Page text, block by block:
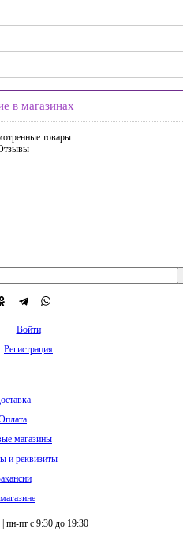
в магазинах
товары
Войти
Регистрация
магазины
и реквизиты
пн-пт с 9:30 до 19:30